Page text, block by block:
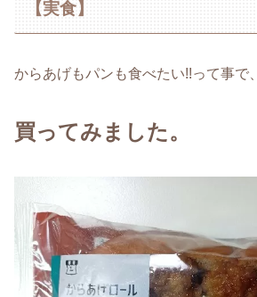
【実食】
からあげもパンも食べたい!!って事で、
買ってみました。